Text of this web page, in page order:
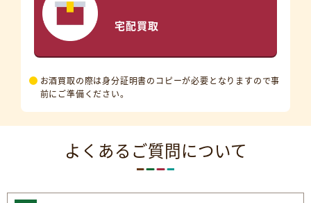
宅配買取
お酒買取の際は身分証明書のコピーが必要となりますので事
前にご準備ください。
よくあるご質問について